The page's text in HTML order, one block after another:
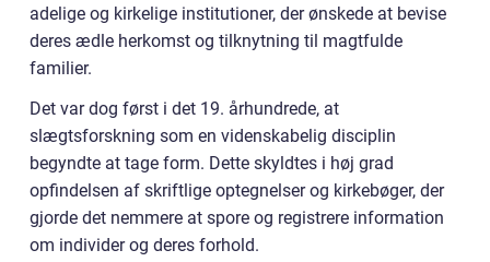
adelige og kirkelige institutioner, der ønskede at bevise
deres ædle herkomst og tilknytning til magtfulde
familier.
Det var dog først i det 19. århundrede, at
slægtsforskning som en videnskabelig disciplin
begyndte at tage form. Dette skyldtes i høj grad
opfindelsen af skriftlige optegnelser og kirkebøger, der
gjorde det nemmere at spore og registrere information
om individer og deres forhold.